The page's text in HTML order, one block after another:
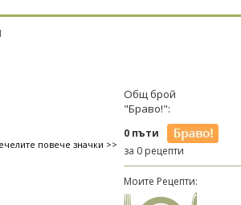
повече значки >>
Общ брой
"Браво!":
0 пъти
за 0 рецепти
Моите Рецепти: